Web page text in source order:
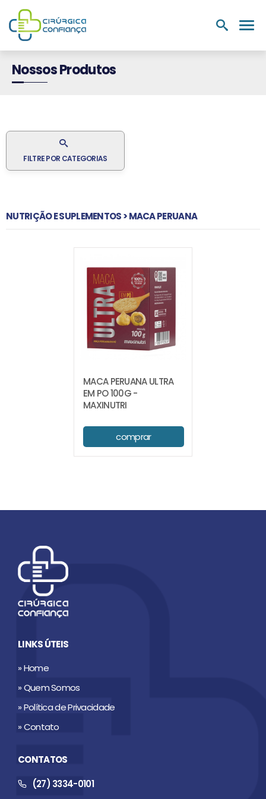
LABORATÓRIOS SUPLEMENTOS
Nossos Produtos
FILTRE POR CATEGORIAS
NUTRIÇÃO E SUPLEMENTOS > MACA PERUANA
MACA PERUANA ULTRA
EM PO 100G -
MAXINUTRI
comprar
LINKS ÚTEIS
» Home
» Quem Somos
» Política de Privacidade
» Contato
CONTATOS
(27) 3334-0101